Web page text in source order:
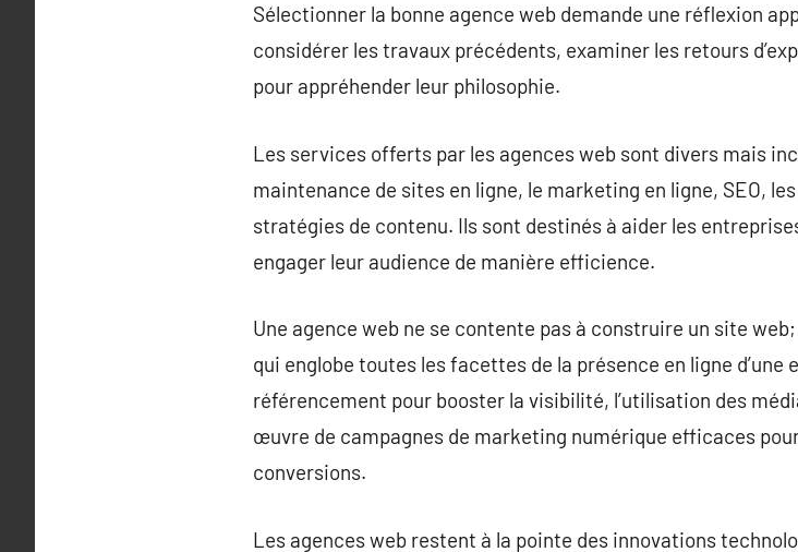
Sélectionner la bonne agence web demande une réflexion
considérer les travaux précédents, examiner les retours
pour appréhender leur philosophie.
Les services offerts par les agences web sont divers mais
maintenance de sites en ligne, le marketing en ligne, SEO,
stratégies de contenu. Ils sont destinés à aider les
engager leur audience de manière efficience.
Une agence web ne se contente pas à construire un site
qui englobe toutes les facettes de la présence en ligne
référencement pour booster la visibilité, l’utilisation des
œuvre de campagnes de marketing numérique efficaces
conversions.
Les agences web restent à la pointe des innovations